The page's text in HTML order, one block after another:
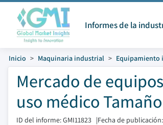
Informes de la
Inicio Maquinaria industrial Equipamiento
Mercado de
uso médico
ID del informe: GMI11823 |Fecha de